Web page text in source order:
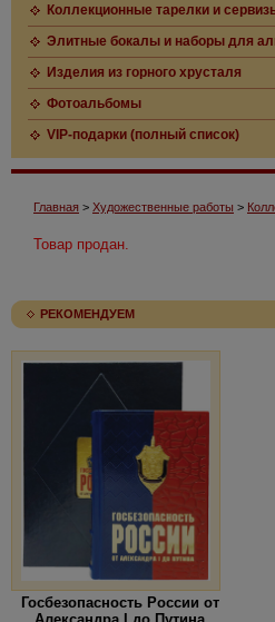
Коллекционные тарелки и
Элитные бокалы и наборы для
Изделия из горного хрусталя
Фотоальбомы
VIP-подарки (полный список)
Главная > Художественные работы >
Товар продан.
РЕКОМЕНДУЕМ
Госбезопасность России от